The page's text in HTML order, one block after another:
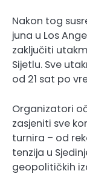
Nakon tog
juna u Los
zaključiti
Sijetlu. Sve
od 21 sat po
Organizatori
zasjeniti sve
turnira – od
tenzija u
geopolitičkih